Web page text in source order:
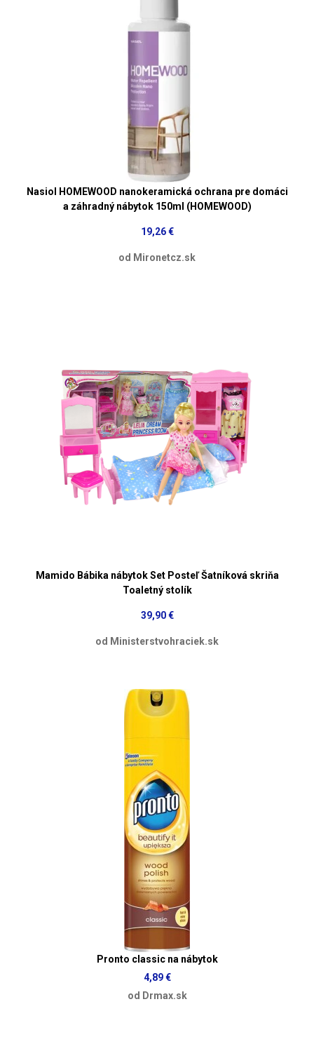
Nasiol HOMEWOOD nanokeramická ochrana pre domáci
a záhradný nábytok 150ml (HOMEWOOD)
19,26 €
od Mironetcz.sk
Mamido Bábika nábytok Set Posteľ Šatníková skriňa
Toaletný stolík
39,90 €
od Ministerstvohraciek.sk
Pronto classic na nábytok
4,89 €
od Drmax.sk